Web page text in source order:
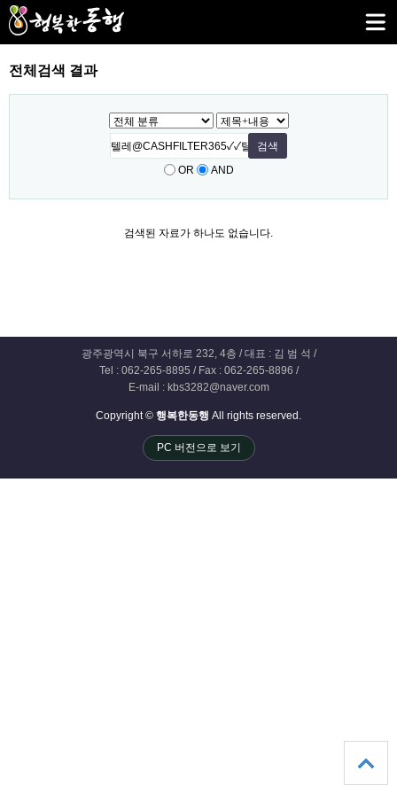
전체검색 결과
OR AND
검색된 자료가 하나도 없습니다.
광주광역시 북구 서하로 232, 4층 / 대표 : 김 범 석 /
Tel : 062-265-8895 / Fax : 062-265-8896 /
E-mail : kbs3282@naver.com
Copyright © 행복한동행 All rights reserved.
PC 버전으로 보기